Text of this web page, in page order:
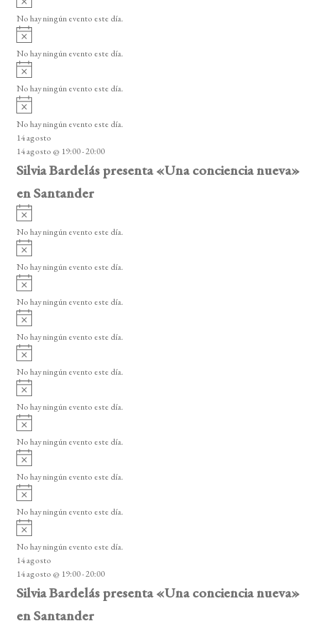
e
E
v
e
n
t
o
s
o
v
i
o
No hay ningún evento este día.
A
v
i
o
No hay ningún evento este día.
A
v
i
o
No hay ningún evento este día.
A
v
i
s
o
No hay ningún evento este día.
14 agosto
14 agosto @ 19:00-20:00
Silvia Bardelás presenta «Una conciencia nueva»
en Santander
A
v
i
o
No hay ningún evento este día.
A
v
i
o
No hay ningún evento este día.
A
v
i
o
No hay ningún evento este día.
A
v
i
o
No hay ningún evento este día.
A
v
i
o
No hay ningún evento este día.
A
v
i
o
No hay ningún evento este día.
A
v
i
o
No hay ningún evento este día.
A
v
i
o
No hay ningún evento este día.
A
v
i
o
No hay ningún evento este día.
A
v
i
s
o
No hay ningún evento este día.
14 agosto
14 agosto @ 19:00-20:00
Silvia Bardelás presenta «Una conciencia nueva»
en Santander